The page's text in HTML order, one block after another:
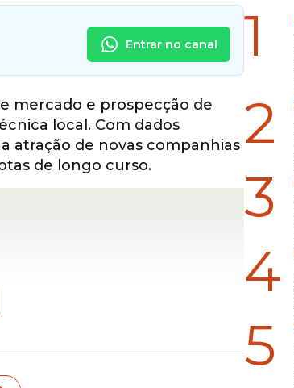
Entrar no canal
mercado e prospecção de
local. Com dados
atração de novas companhias
de longo curso.
1
2
3
4
5